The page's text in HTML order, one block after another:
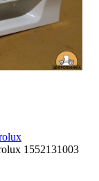
1552131003